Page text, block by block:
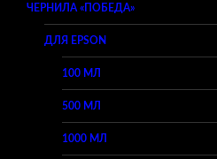
ЧЕРНИЛА «ПОБЕДА»
ДЛЯ EPSON
100 МЛ
500 МЛ
1000 МЛ